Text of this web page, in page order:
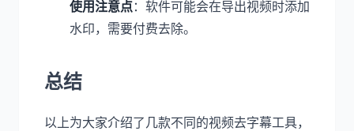
使用注意点：软件可能会在导出视频时添加
水印，需要付费去除。
总结
以上为大家介绍了几款不同的视频去字幕工具，